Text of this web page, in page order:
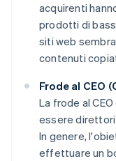
acquirenti
prodotti di
siti web
contenuti
Frode al CEO
La frode al
essere direttori
In genere,
effettuare un